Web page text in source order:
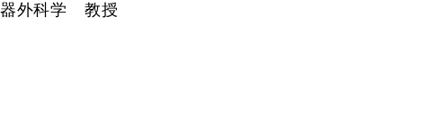
外科学 教授